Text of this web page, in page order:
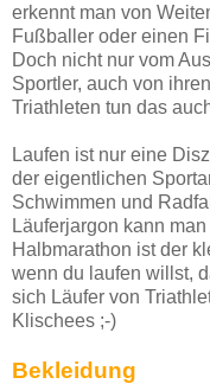
erkennt man von
Fußballer oder einen
Doch nicht nur vom
Sportler, auch von
Triathleten tun das
Laufen ist nur eine
der eigentlichen
Schwimmen und
Läuferjargon kann
Halbmarathon ist der
wenn du laufen willst,
sich Läufer von
Klischees ;-)
Bekleidung